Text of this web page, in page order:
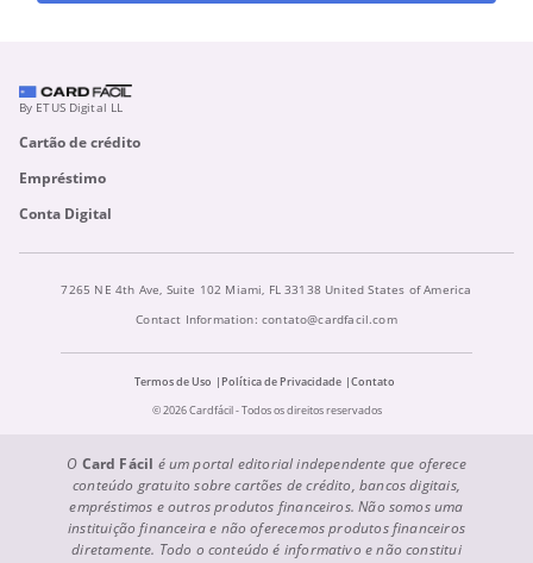
By ETUS Digital LL
Cartão de crédito
Empréstimo
Conta Digital
7265 NE 4th Ave, Suite 102 Miami, FL 33138 United States of America
Contact Information: contato@cardfacil.com
Termos de Uso Política de Privacidade
Contato
© 2026 Cardfácil - Todos os direitos reservados
O Card Fácil é um portal editorial independente que oferece
conteúdo gratuito sobre cartões de crédito, bancos digitais,
empréstimos e outros produtos financeiros. Não somos uma
instituição financeira e não oferecemos produtos financeiros
diretamente. Todo o conteúdo é informativo e não constitui